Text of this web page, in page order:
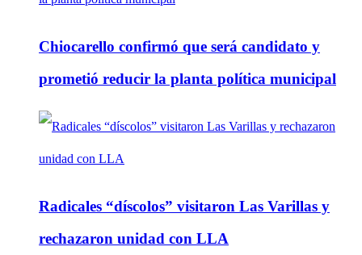
Chiocarello confirmó que será candidato y
prometió reducir la planta política municipal
Radicales “díscolos” visitaron Las Varillas y
rechazaron unidad con LLA